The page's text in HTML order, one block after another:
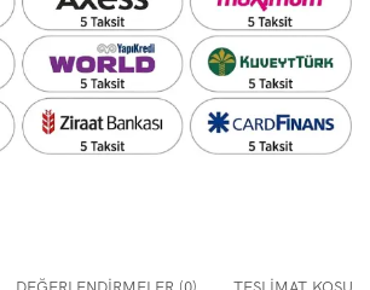
DEĞERLENDIRMELER (0) TESLIMAT